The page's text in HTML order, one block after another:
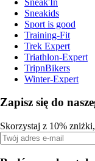
Sneakids
Sport is good
Training-Fit
Trek Expert
Triathlon-Expert
TripnBikers
Winter-Expert
Zapisz się do
Skorzystaj z 10%